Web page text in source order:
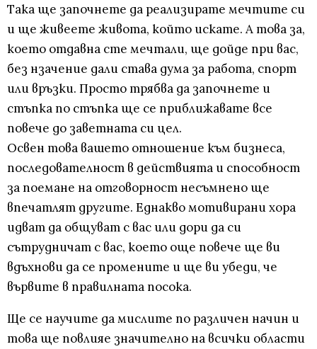
Така ще започнете да реализирате мечтите си
и ще живеете живота, който искате. А това за,
което отдавна сте мечтали, ще дойде при вас,
без нзачение дали става дума за работа, спорт
или връзки. Просто трябва да започнете и
стъпка по стъпка ще се приближавате все
повече до заветната си цел.
Освен това вашето отношение към бизнеса,
последователност в действията и способност
за поемане на отговорност несъмнено ще
впечатлят другите. Еднакво мотивирани хора
идват да общуват с вас или дори да си
сътрудничат с вас, което още повече ще ви
вдъхнови да се промените и ще ви убеди, че
вървите в правилната посока.
Ще се научите да мислите по различен начин и
това ще повлияе значително на всички области